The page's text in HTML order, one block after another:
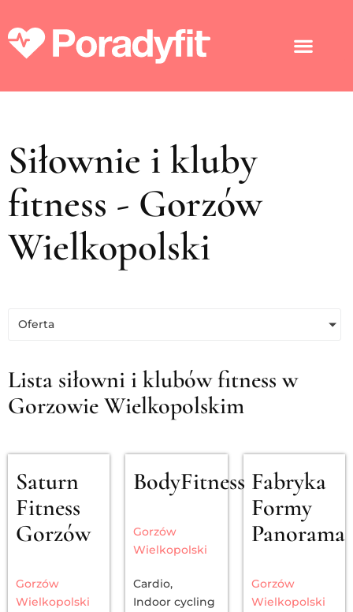
Siłownie i kluby
fitness - Gorzów
Wielkopolski
Oferta
Lista siłowni i klubów fitness w
Gorzowie Wielkopolskim
Saturn
Fitness
Gorzów
Gorzów
Wielkopolski
BodyFitness
Gorzów
Wielkopolski
Cardio,
Indoor cycling
Fabryka
Formy
Panorama
Gorzów
Wielkopolski